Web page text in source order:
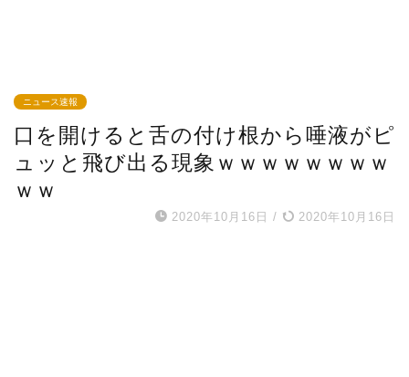
ニュース速報
口を開けると舌の付け根から唾液がピ
ュッと飛び出る現象ｗｗｗｗｗｗｗｗ
ｗｗ
2020年10月16日 / 2020年10月16日